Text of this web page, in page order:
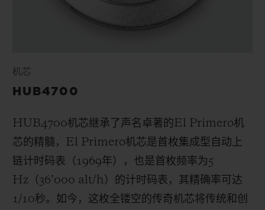
机芯
HUB4700
HUB4700机芯继承了声名卓著的El Primero机
芯的精髓， El Primero机芯是首枚集成型自动上
链计时码表（ 1969年），也是首枚频率为 5
Hz （36’000 alt/h）的计时码表，其精确率可达
1/10秒。如今，这枚全镂空的传奇机芯将传统和创